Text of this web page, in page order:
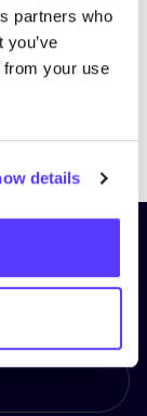
partners who
from your use
details